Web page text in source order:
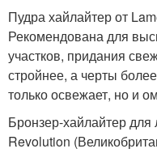
Пудра хайлайтер от
Рекомендована для
участков, придания
стройнее, а черты
только освежает, но и
Бронзер-хайлайтер
Revolution